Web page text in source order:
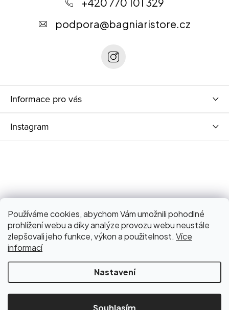
Používáme cookies, abychom Vám umožnili pohodlné
prohlížení webu a díky analýze provozu webu neustále
zlepšovali jeho funkce, výkon a použitelnost. Více
informací
Nastavení
Souhlasím
podpora@bagniaristore.cz
Informace pro vás
Instagram
Copyright 2026Bagniari Store. Všechna práva vyhrazena.
Upravit nastavení cookies